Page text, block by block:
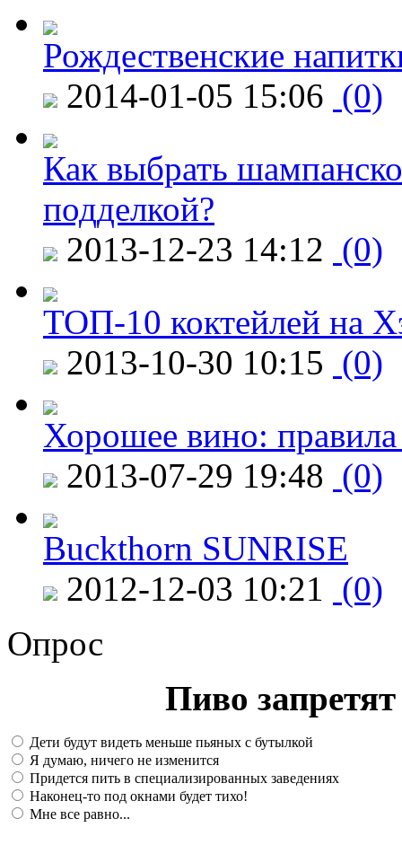
Рождественские
2014-01-05 15:06 (0)
Как выбрать
подделкой?
2013-12-23 14:12 (0)
ТОП-10 коктейлей на
2013-10-30 10:15 (0)
Хорошее вино:
2013-07-29 19:48 (0)
Buckthorn SUNRISE
2012-12-03 10:21 (0)
Опрос
Пиво
Дети будут видеть меньше пьяных с бутылкой
Я думаю, ничего не изменится
Придется пить в специализированных заведениях
Наконец-то под окнами будет тихо!
Мне все равно...